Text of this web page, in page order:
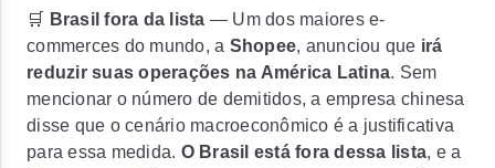
🛒 Brasil fora da lista — Um dos maiores e-
commerces do mundo, a Shopee, anunciou que irá
reduzir suas operações na América Latina. Sem
mencionar o número de demitidos, a empresa chinesa
disse que o cenário macroeconômico é a justificativa
para essa medida. O Brasil está fora dessa lista, e a